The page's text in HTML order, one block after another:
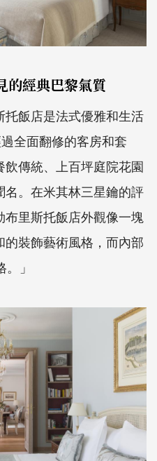
的經典巴黎氣質
飯店是法式優雅和生活
全面翻修的客房和套
傳統、上百坪庭院花園
。在米其林三星鑰的評
里斯托飯店外觀像一塊
裝飾藝術風格，而內部
」